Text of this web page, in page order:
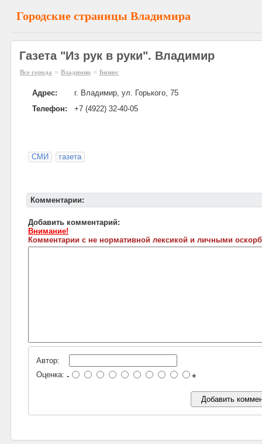
Городские страницы Владимира
Газета "Из рук в руки". Владимир
Все города » Владимир » Бизнес
Адрес:
г. Владимир, ул. Горького, 75
Телефон:
+7 (4922) 32-40-05
СМИ газета
Комментарии:
Добавить комментарий:
Внимание!
Комментарии с не нормативной лексикой и личными
Автор:
Оценка: - +